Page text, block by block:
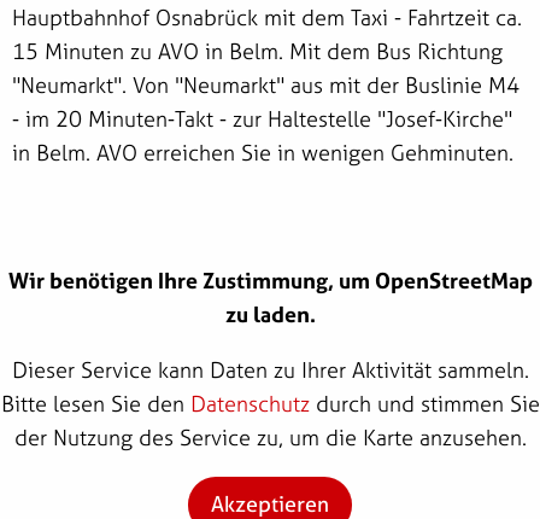
Hauptbahnhof Osnabrück mit dem Taxi - Fahrtzeit ca.
15 Minuten zu AVO in Belm. Mit dem Bus Richtung
"Neumarkt". Von "Neumarkt" aus mit der Buslinie M4
- im 20 Minuten-Takt - zur Haltestelle "Josef-Kirche"
in Belm. AVO erreichen Sie in wenigen Gehminuten.
Wir benötigen Ihre Zustimmung, um OpenStreetMap
zu laden.
Dieser Service kann Daten zu Ihrer Aktivität sammeln.
Bitte lesen Sie den Datenschutzdurch und stimmen Sie
der Nutzung des Service zu, um die Karte anzusehen.
Akzeptieren